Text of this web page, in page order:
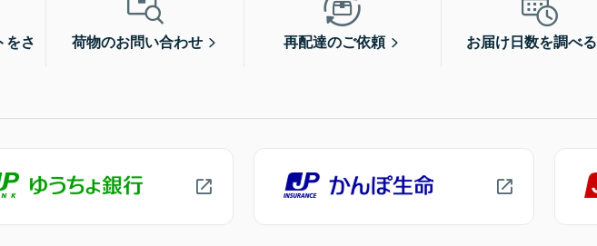
をさ
荷物のお問い合わせ 再配達のご依頼 お届け日数を調べる